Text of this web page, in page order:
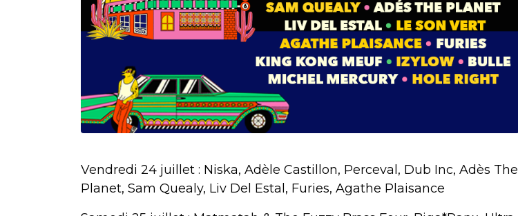
Vendredi 24 juillet : Niska, Adèle Castillon, Perceval, Dub Inc, Adès The
Planet, Sam Quealy, Liv Del Estal, Furies, Agathe Plaisance